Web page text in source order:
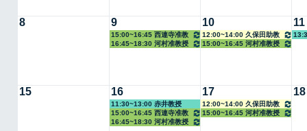
8 9
15:00~16:45 西連寺准教
授
16:45~18:30 河村准教授
10
12:00~14:00 久保田助教
15:00~16:45 河村准教授
11
15 16
11:30~13:00 赤井教授
15:00~16:45 西連寺准教
授
16:45~18:30 河村准教授
17
12:00~14:00 久保田助教
15:00~16:45 河村准教授
18